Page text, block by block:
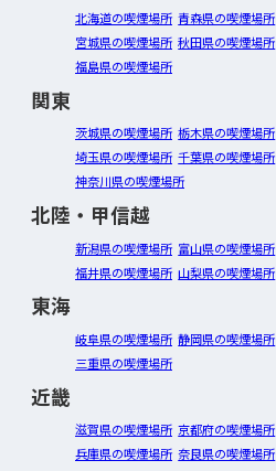
北海道の喫煙場所 青森県の喫煙場所
宮城県の喫煙場所 秋田県の喫煙場所
福島県の喫煙場所
関東
茨城県の喫煙場所 栃木県の喫煙場所
埼玉県の喫煙場所 千葉県の喫煙場所
神奈川県の喫煙場所
北陸・甲信越
新潟県の喫煙場所 富山県の喫煙場所
福井県の喫煙場所 山梨県の喫煙場所
東海
岐阜県の喫煙場所 静岡県の喫煙場所
三重県の喫煙場所
近畿
滋賀県の喫煙場所 京都府の喫煙場所
兵庫県の喫煙場所 奈良県の喫煙場所